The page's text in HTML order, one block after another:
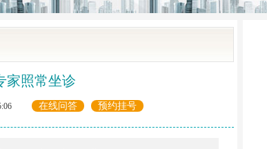
家照常坐诊
在线问答 预约挂号